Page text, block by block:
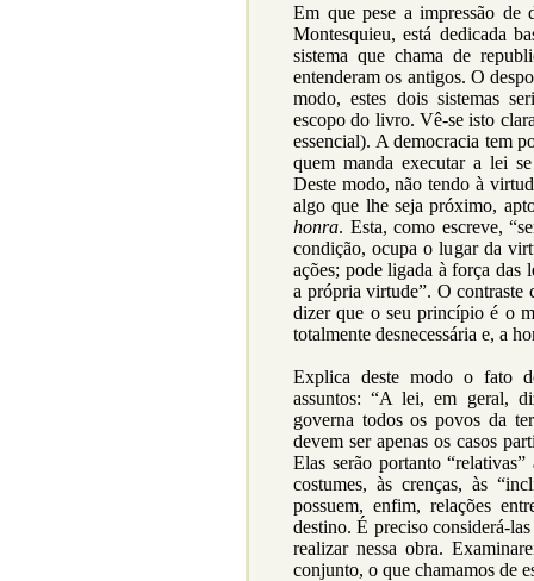
Em que pese a impressão de
Montesquieu, está dedicada
sistema que chama de
entenderam os antigos. O
modo, estes dois sistemas
escopo do livro. Vê-se isto
essencial). A democracia tem
quem manda executar a lei
Deste modo, não tendo à
algo que lhe seja próximo,
honra. Esta, como escreve,
condição, ocupa o lugar da
ações; pode ligada à força das
a própria virtude”. O contraste
dizer que o seu princípio é o
totalmente desnecessária e, a
Explica deste modo o fato
assuntos: “A lei, em geral,
governa todos os povos da
devem ser apenas os casos
Elas serão portanto
costumes, às crenças, às
possuem, enfim, relações
destino. É preciso considerá-
realizar nessa obra.
conjunto, o que chamamos de